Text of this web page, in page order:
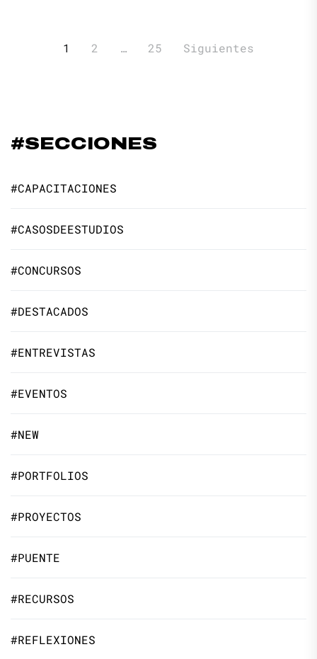
Paginación
1 2 … 25 Siguientes
#SECCIONES
#CAPACITACIONES
#CASOSDEESTUDIOS
#CONCURSOS
#DESTACADOS
#ENTREVISTAS
#EVENTOS
#NEW
#PORTFOLIOS
#PROYECTOS
#PUENTE
#RECURSOS
#REFLEXIONES